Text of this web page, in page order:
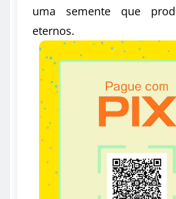
uma semente que
eternos.